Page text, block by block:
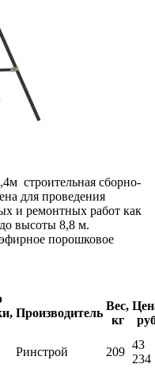
строительная сборно-
для проведения
и ремонтных работ как
высоты 8,8 м.
порошковое
Производитель
Вес,
кг
Ринстрой 209
43
234